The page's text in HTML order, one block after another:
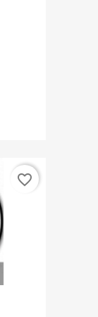
favorite_border